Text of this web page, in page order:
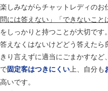
楽しみながらチャットレディのお
問には答えない」「できないこと
をしっかりと持つことが大切です。
答えなくはないけどどう答えた
きり言えずに適当にごまかすな
で固定客はつきにくい 上、自分も
高いです。